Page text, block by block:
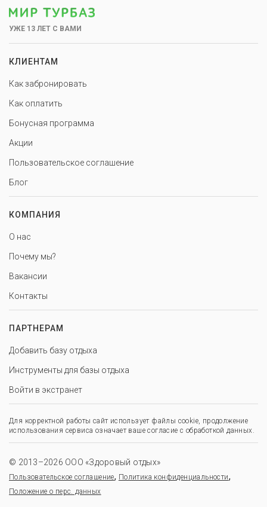
УЖЕ 13 ЛЕТ С ВАМИ
КЛИЕНТАМ
Как забронировать
Как оплатить
Бонусная программа
Акции
Пользовательское соглашение
Блог
КОМПАНИЯ
О нас
Почему мы?
Вакансии
Контакты
ПАРТНЕРАМ
Добавить базу отдыха
Инструменты для базы отдыха
Войти в экстранет
Для корректной работы сайт использует файлы cookie, продолжение
использования сервиса означает ваше согласие с обработкой данных.
© 2013–2026 ООО «Здоровый отдых»
Пользовательское соглашение, Политика конфиденциальности,
Положение о перс. данных